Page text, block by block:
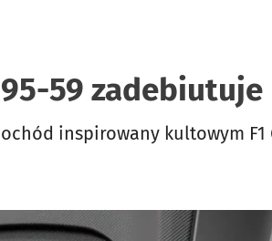
59 zadebiutuje
inspirowany kultowym F1